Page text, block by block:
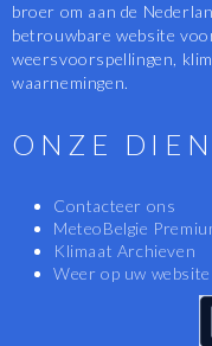
broer om aan de
betrouwbare website
weersvoorspellingen,
waarnemingen.
ONZE
Contacteer ons
MeteoBelgie
Klimaat Archieven
Weer op uw website